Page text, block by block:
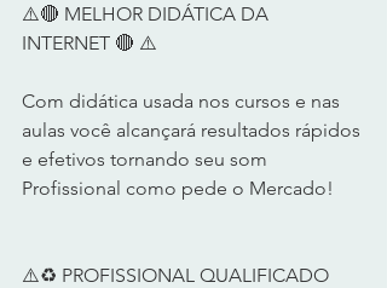
⚠️🔴 MELHOR DIDÁTICA DA
INTERNET 🔴 ⚠️
Com didática usada nos cursos e nas
aulas você alcançará resultados rápidos
e efetivos tornando seu som
Profissional como pede o Mercado!
⚠️♻️ PROFISSIONAL QUALIFICADO